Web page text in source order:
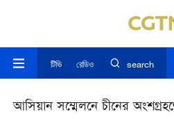
টিভি রেডিও search
আসিয়ান সম্মেলনে চীনের